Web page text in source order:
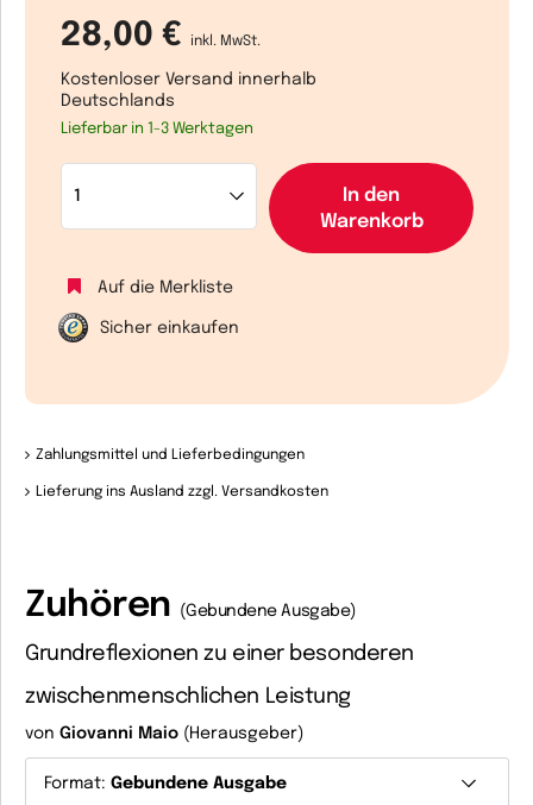
28,00 € inkl. MwSt.
Kostenloser Versand innerhalb
Deutschlands
Lieferbar in 1-3 Werktagen
In den
Warenkorb
Auf die Merkliste
Sicher einkaufen
Zahlungsmittel und Lieferbedingungen
Lieferung ins Ausland zzgl. Versandkosten
Zuhören (Gebundene Ausgabe)
Grundreflexionen zu einer besonderen
zwischenmenschlichen Leistung
von Giovanni Maio (Herausgeber)
Format: Gebundene Ausgabe